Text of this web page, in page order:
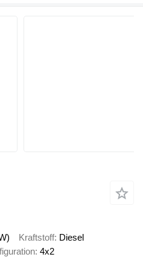
Kraftstoff Diesel
4x2